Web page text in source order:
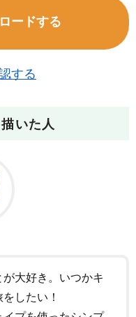
ードする
する
いた人
大好き。いつかキ
したい！